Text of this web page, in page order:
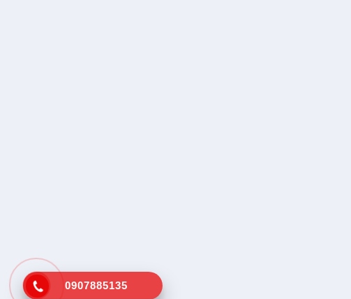
0907885135